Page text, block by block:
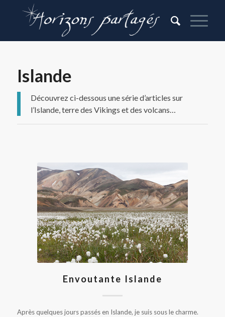
Islande
Découvrez ci-dessous une série d’articles sur
l’Islande, terre des Vikings et des volcans…
Envoutante Islande
Après quelques jours passés en Islande, je suis sous le charme.